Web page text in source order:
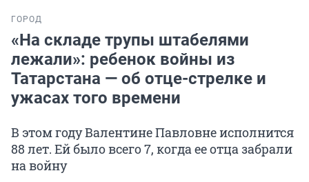
ГОРОД
«На складе трупы штабелями
лежали»: ребенок войны из
Татарстана — об отце-стрелке и
ужасах того времени
В этом году Валентине Павловне исполнится
88 лет. Ей было всего 7, когда ее отца забрали
на войну